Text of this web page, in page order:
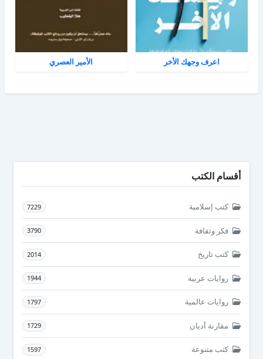
اعرف وجهك الأخر الأمير العصري
أقسام الكتب
كتب إسلامية 7229
فكر وثقافة 3790
كتب تاريخ 2014
روايات عربية 1944
روايات عالمية 1797
مقارنة أديان 1729
كتب متنوعة 1597